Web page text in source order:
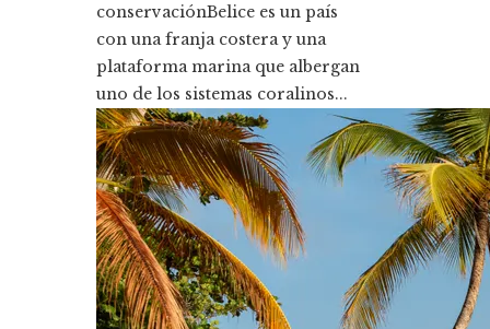
conservaciónBelice es un país
con una franja costera y una
plataforma marina que albergan
uno de los sistemas coralinos...